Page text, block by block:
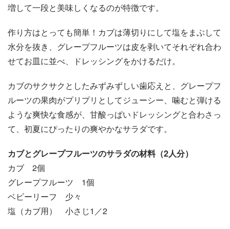
増して一段と美味しくなるのが特徴です。
作り方はとっても簡単！カブは薄切りにして塩をまぶして
水分を抜き、グレープフルーツは皮を剥いてそれぞれ合わ
せてお皿に並べ、ドレッシングをかけるだけ。
カブのサクサクとしたみずみずしい歯応えと、グレープフ
ルーツの果肉がプリプリとしてジューシー、噛むと弾ける
ような爽快な食感が、甘酸っぱいドレッシングと合わさっ
て、初夏にぴったりの爽やかなサラダです。
カブとグレープフルーツのサラダの材料（2人分）
カブ 2個
グレープフルーツ 1個
ベビーリーフ 少々
塩（カブ用） 小さじ1／2